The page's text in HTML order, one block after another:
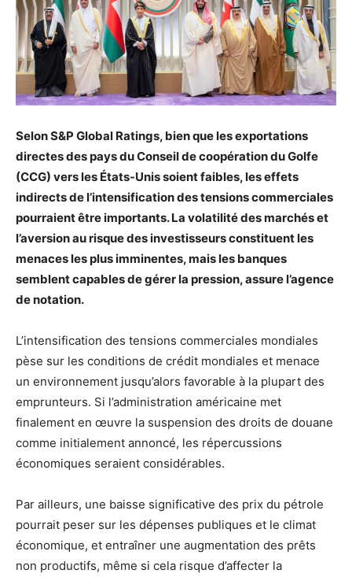
Selon S&P Global Ratings, bien que les exportations
directes des pays du Conseil de coopération du Golfe
(CCG) vers les États-Unis soient faibles, les effets
indirects de l’intensification des tensions commerciales
pourraient être importants. La volatilité des marchés et
l’aversion au risque des investisseurs constituent les
menaces les plus imminentes, mais les banques
semblent capables de gérer la pression, assure l’agence
de notation.
L’intensification des tensions commerciales mondiales
pèse sur les conditions de crédit mondiales et menace
un environnement jusqu’alors favorable à la plupart des
emprunteurs. Si l’administration américaine met
finalement en œuvre la suspension des droits de douane
comme initialement annoncé, les répercussions
économiques seraient considérables.
Par ailleurs, une baisse significative des prix du pétrole
pourrait peser sur les dépenses publiques et le climat
économique, et entraîner une augmentation des prêts
non productifs, même si cela risque d’affecter la